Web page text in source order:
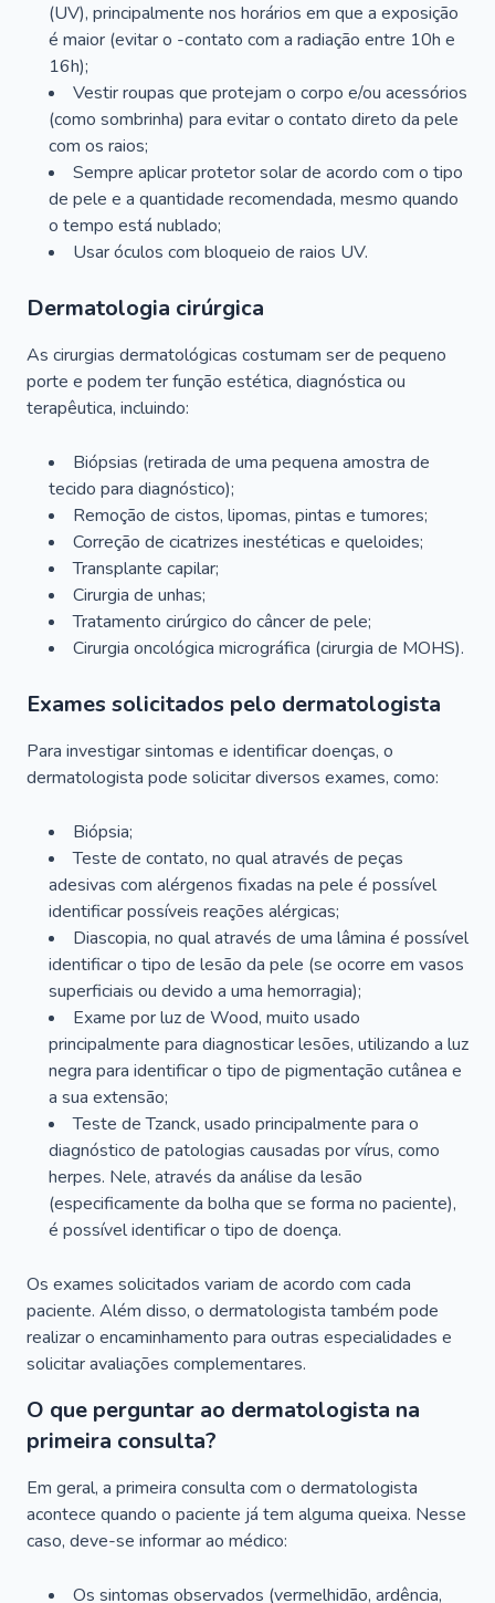
(UV), principalmente nos horários em que a exposição
é maior (evitar o -contato com a radiação entre 10h e
16h);
Vestir roupas que protejam o corpo e/ou acessórios
(como sombrinha) para evitar o contato direto da pele
com os raios;
Sempre aplicar protetor solar de acordo com o tipo
de pele e a quantidade recomendada, mesmo quando
o tempo está nublado;
Usar óculos com bloqueio de raios UV.
Dermatologia cirúrgica
As cirurgias dermatológicas costumam ser de pequeno
porte e podem ter função estética, diagnóstica ou
terapêutica, incluindo:
Biópsias (retirada de uma pequena amostra de
tecido para diagnóstico);
Remoção de cistos, lipomas, pintas e tumores;
Correção de cicatrizes inestéticas e queloides;
Transplante capilar;
Cirurgia de unhas;
Tratamento cirúrgico do câncer de pele;
Cirurgia oncológica micrográfica (cirurgia de MOHS).
Exames solicitados pelo dermatologista
Para investigar sintomas e identificar doenças, o
dermatologista pode solicitar diversos exames, como:
Biópsia;
Teste de contato, no qual através de peças
adesivas com alérgenos fixadas na pele é possível
identificar possíveis reações alérgicas;
Diascopia, no qual através de uma lâmina é possível
identificar o tipo de lesão da pele (se ocorre em vasos
superficiais ou devido a uma hemorragia);
Exame por luz de Wood, muito usado
principalmente para diagnosticar lesões, utilizando a luz
negra para identificar o tipo de pigmentação cutânea e
a sua extensão;
Teste de Tzanck, usado principalmente para o
diagnóstico de patologias causadas por vírus, como
herpes. Nele, através da análise da lesão
(especificamente da bolha que se forma no paciente),
é possível identificar o tipo de doença.
Os exames solicitados variam de acordo com cada
paciente. Além disso, o dermatologista também pode
realizar o encaminhamento para outras especialidades e
solicitar avaliações complementares.
O que perguntar ao dermatologista na
primeira consulta?
Em geral, a primeira consulta com o dermatologista
acontece quando o paciente já tem alguma queixa. Nesse
caso, deve-se informar ao médico:
Os sintomas observados (vermelhidão, ardência,